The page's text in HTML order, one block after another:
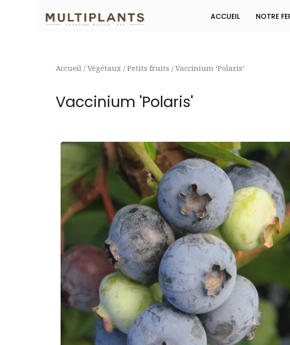
ACCUEIL NOTRE
Accueil / Végétaux / Petits fruits / Vaccinium ‘Polaris’
Vaccinium 'Polaris'